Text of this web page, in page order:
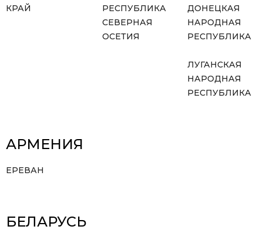
КРАЙ
РЕСПУБЛИКА
СЕВЕРНАЯ
ОСЕТИЯ
ДОНЕЦКАЯ
НАРОДНАЯ
РЕСПУБЛИКА
ЛУГАНСКАЯ
НАРОДНАЯ
РЕСПУБЛИКА
АРМЕНИЯ
ЕРЕВАН
БЕЛАРУСЬ